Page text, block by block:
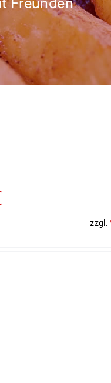
zzgl.